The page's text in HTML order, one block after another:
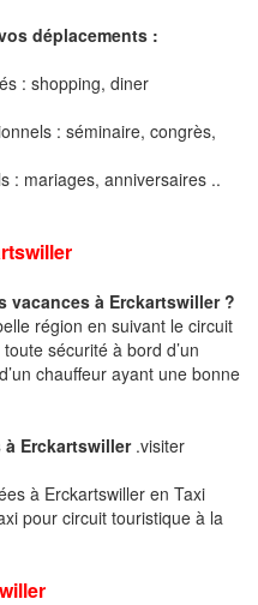
déplacements :
: shopping, diner
: séminaire, congrès,
: mariages, anniversaires ..
vacances à Erckartswiller ?
région en suivant le circuit
sécurité à bord d’un
chauffeur ayant une bonne
Erckartswiller .visiter
à Erckartswiller en Taxi
pour circuit touristique à la